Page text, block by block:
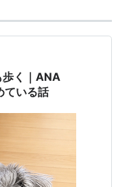
歩く｜ANA
ている話